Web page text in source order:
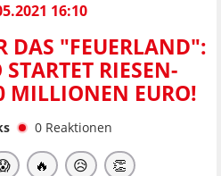
16:10
DAS "FEUERLAND":
RIESEN-
MILLIONEN EURO!
0 Reaktionen
🔥 😥 👏